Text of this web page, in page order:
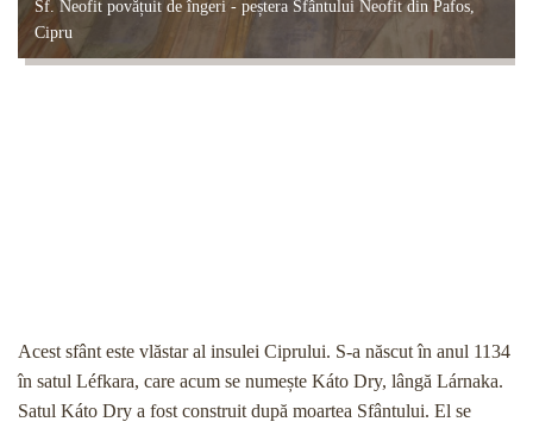
Sf. Neofit povățuit de îngeri - peștera Sfântului Neofit din Pafos,
Cipru
Acest sfânt este vlăstar al insulei Ciprului. S-a născut în anul 1134
în satul Léfkara, care acum se numește Káto Dry, lângă Lárnaka.
Satul Káto Dry a fost construit după moartea Sfântului. El se